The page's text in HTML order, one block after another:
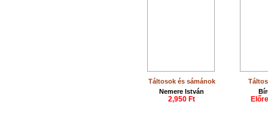
Táltosok és sámánok
Nemere István
2,950 Ft